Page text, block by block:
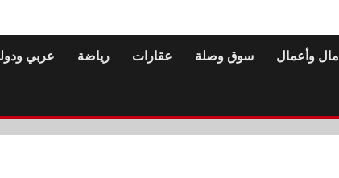
مال وأعمال سوق وصلة عقارات رياضة عربي